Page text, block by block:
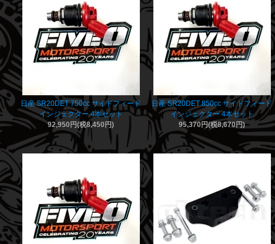
日産 SR20DET 750cc サイドフィード
インジェクター 4本セット
92,950円(税8,450円)
日産 SR20DET 850cc サイドフィード
インジェクター 4本セット
95,370円(税8,670円)